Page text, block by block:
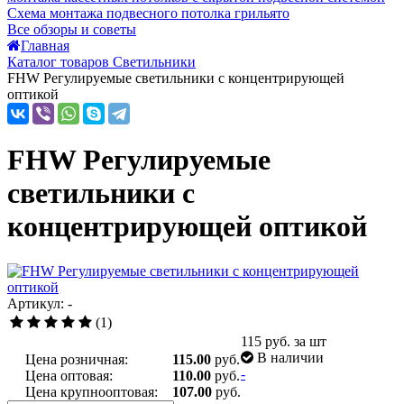
Схема монтажа подвесного потолка грильято
Все обзоры и советы
Главная
Каталог товаров Светильники
FHW Регулируемые светильники с концентрирующей
оптикой
FHW Регулируемые
светильники с
концентрирующей оптикой
Артикул: -
(1)
Цена розничная: 115.00 руб.
Цена оптовая:
110.00 руб.
Цена крупнооптовая:
107.00 руб.
115 руб. за шт
В наличии
-